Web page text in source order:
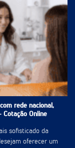
rede nacional,
Online
sofisticado da
oferecer um